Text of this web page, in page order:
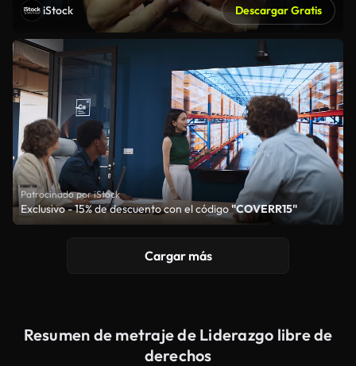
iStock Descargar Gratis
Patrocinado por iStock
Exclusivo - 15% de descuento con el código"COVERR15"
Cargar más
Resumen de metraje de Liderazgo libre de
derechos